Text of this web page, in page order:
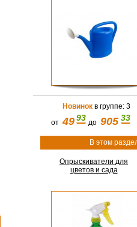
Новинокв группе: 3
от49 93до905 33
В этом
Опрыскиватели для
цветов и сада